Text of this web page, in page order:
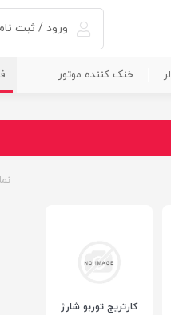
ورود / ثبت
خنک کننده موتور
کارتریج توربو شارژ